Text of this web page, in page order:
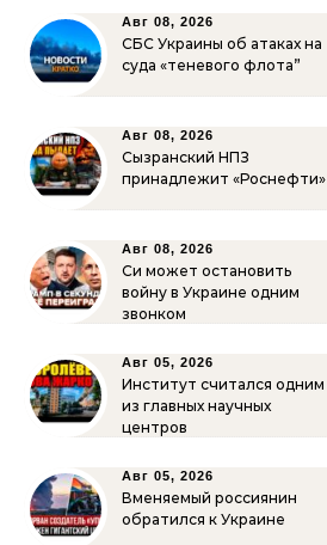
Авг 08, 2026
СБС Украины об атаках на
суда «теневого флота”
Авг 08, 2026
Сызранский НПЗ
принадлежит «Роснефти»
Авг 08, 2026
Си может остановить
войну в Украине одним
звонком
Авг 05, 2026
Институт считался одним
из главных научных
центров
Авг 05, 2026
Вменяемый россиянин
обратился к Украине